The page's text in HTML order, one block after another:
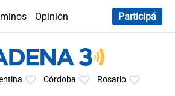
Opinión
Participá
Córdoba Rosario